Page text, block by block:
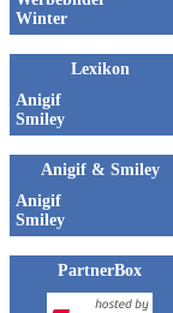
Winter
Lexikon
Anigif
Smiley
Anigif & Smiley
Anigif
Smiley
PartnerBox